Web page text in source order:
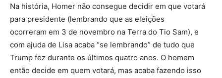
Na história, Homer não consegue decidir em que votará
para presidente (lembrando que as eleições
ocorreram em 3 de novembro na Terra do Tio Sam), e
com ajuda de Lisa acaba “se lembrando” de tudo que
Trump fez durante os últimos quatro anos. O homem
então decide em quem votará, mas acaba fazendo isso